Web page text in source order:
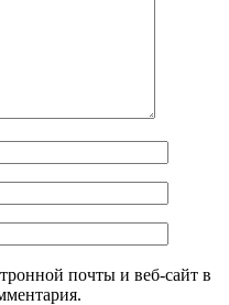
почты и веб-сайт в